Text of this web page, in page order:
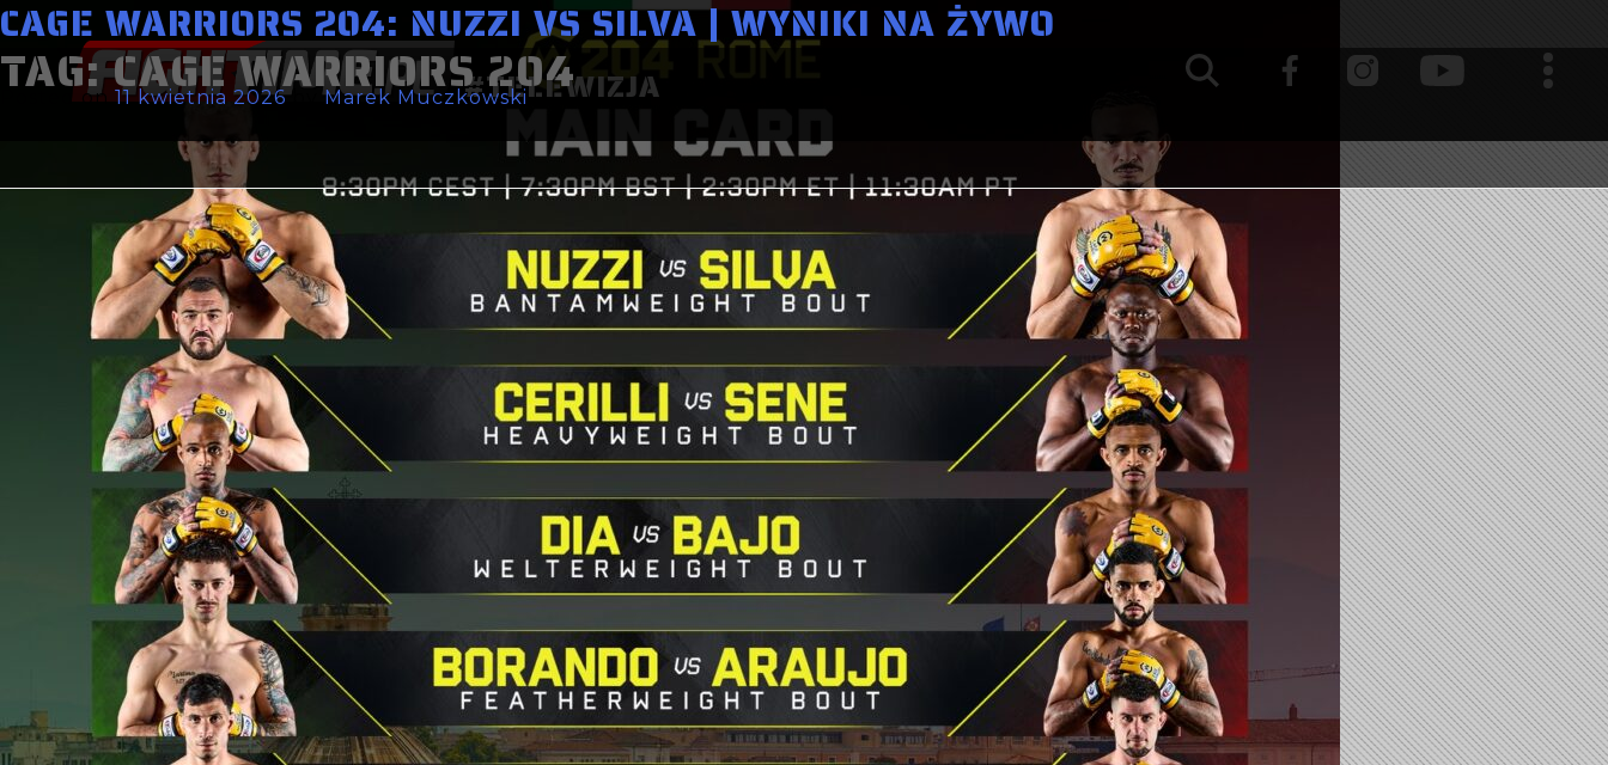
#TELEWIZJA
TAG:CAGE WARRIORS 204
CAGE WARRIORS 204: NUZZI VS SILVA | WYNIKI NA ŻYWO
Posted on11 kwietnia 2026byMarek Muczkowski